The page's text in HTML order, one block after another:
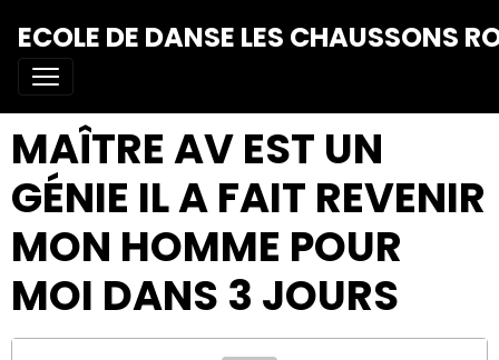
ECOLE DE DANSE LES CHAUSSONS
MAÎTRE AV EST UN
GÉNIE IL A FAIT REVENIR
MON HOMME POUR
MOI DANS 3 JOURS